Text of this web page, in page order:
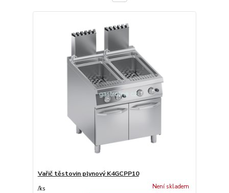
Vařič těstovin plynový K4GCPP10
/ks Není skladem